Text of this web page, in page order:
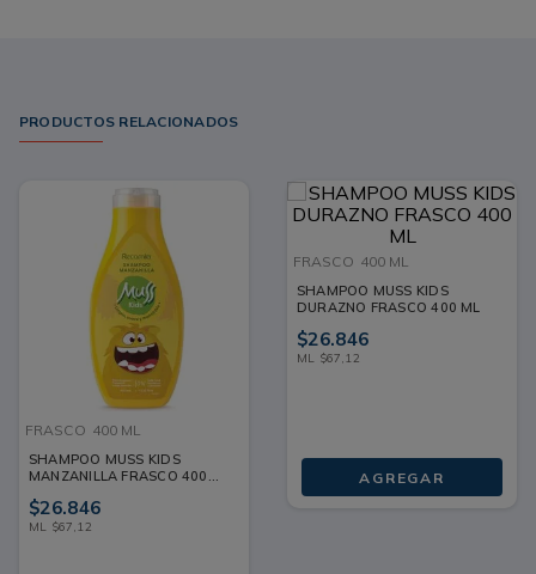
PRODUCTOS RELACIONADOS
FRASCO 400 ML
SHAMPOO MUSS KIDS
MANZANILLA FRASCO 400
$26.846
ML $67,12
FRASCO 400 ML
SHAMPOO MUSS KIDS
DURAZNO FRASCO 400 ML
$26.846
ML $67,12
AGREGAR